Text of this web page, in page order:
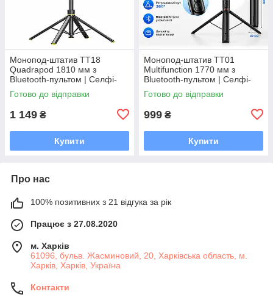
Монопод-штатив TT18
Quadrapod 1810 мм з
Bluetooth-пультом | Селфі-
палиця, автоматичний
Quadrapod, кріплення 1/4",
Готово до відправки
1 149 ₴
Купити
Монопод-штатив TT01
Multifunction 1770 мм з
Bluetooth-пультом | Селфі-
палиця для телефону,
трипод для iPhone та Android
Готово до відправки
999 ₴
Купити
Про нас
100% позитивних з 21 відгука за рік
Працює з 27.08.2020
м. Харків
61096, бульв. Жасминовий, 20, Харківська область, м.
Харків, Харків, Україна
Контакти